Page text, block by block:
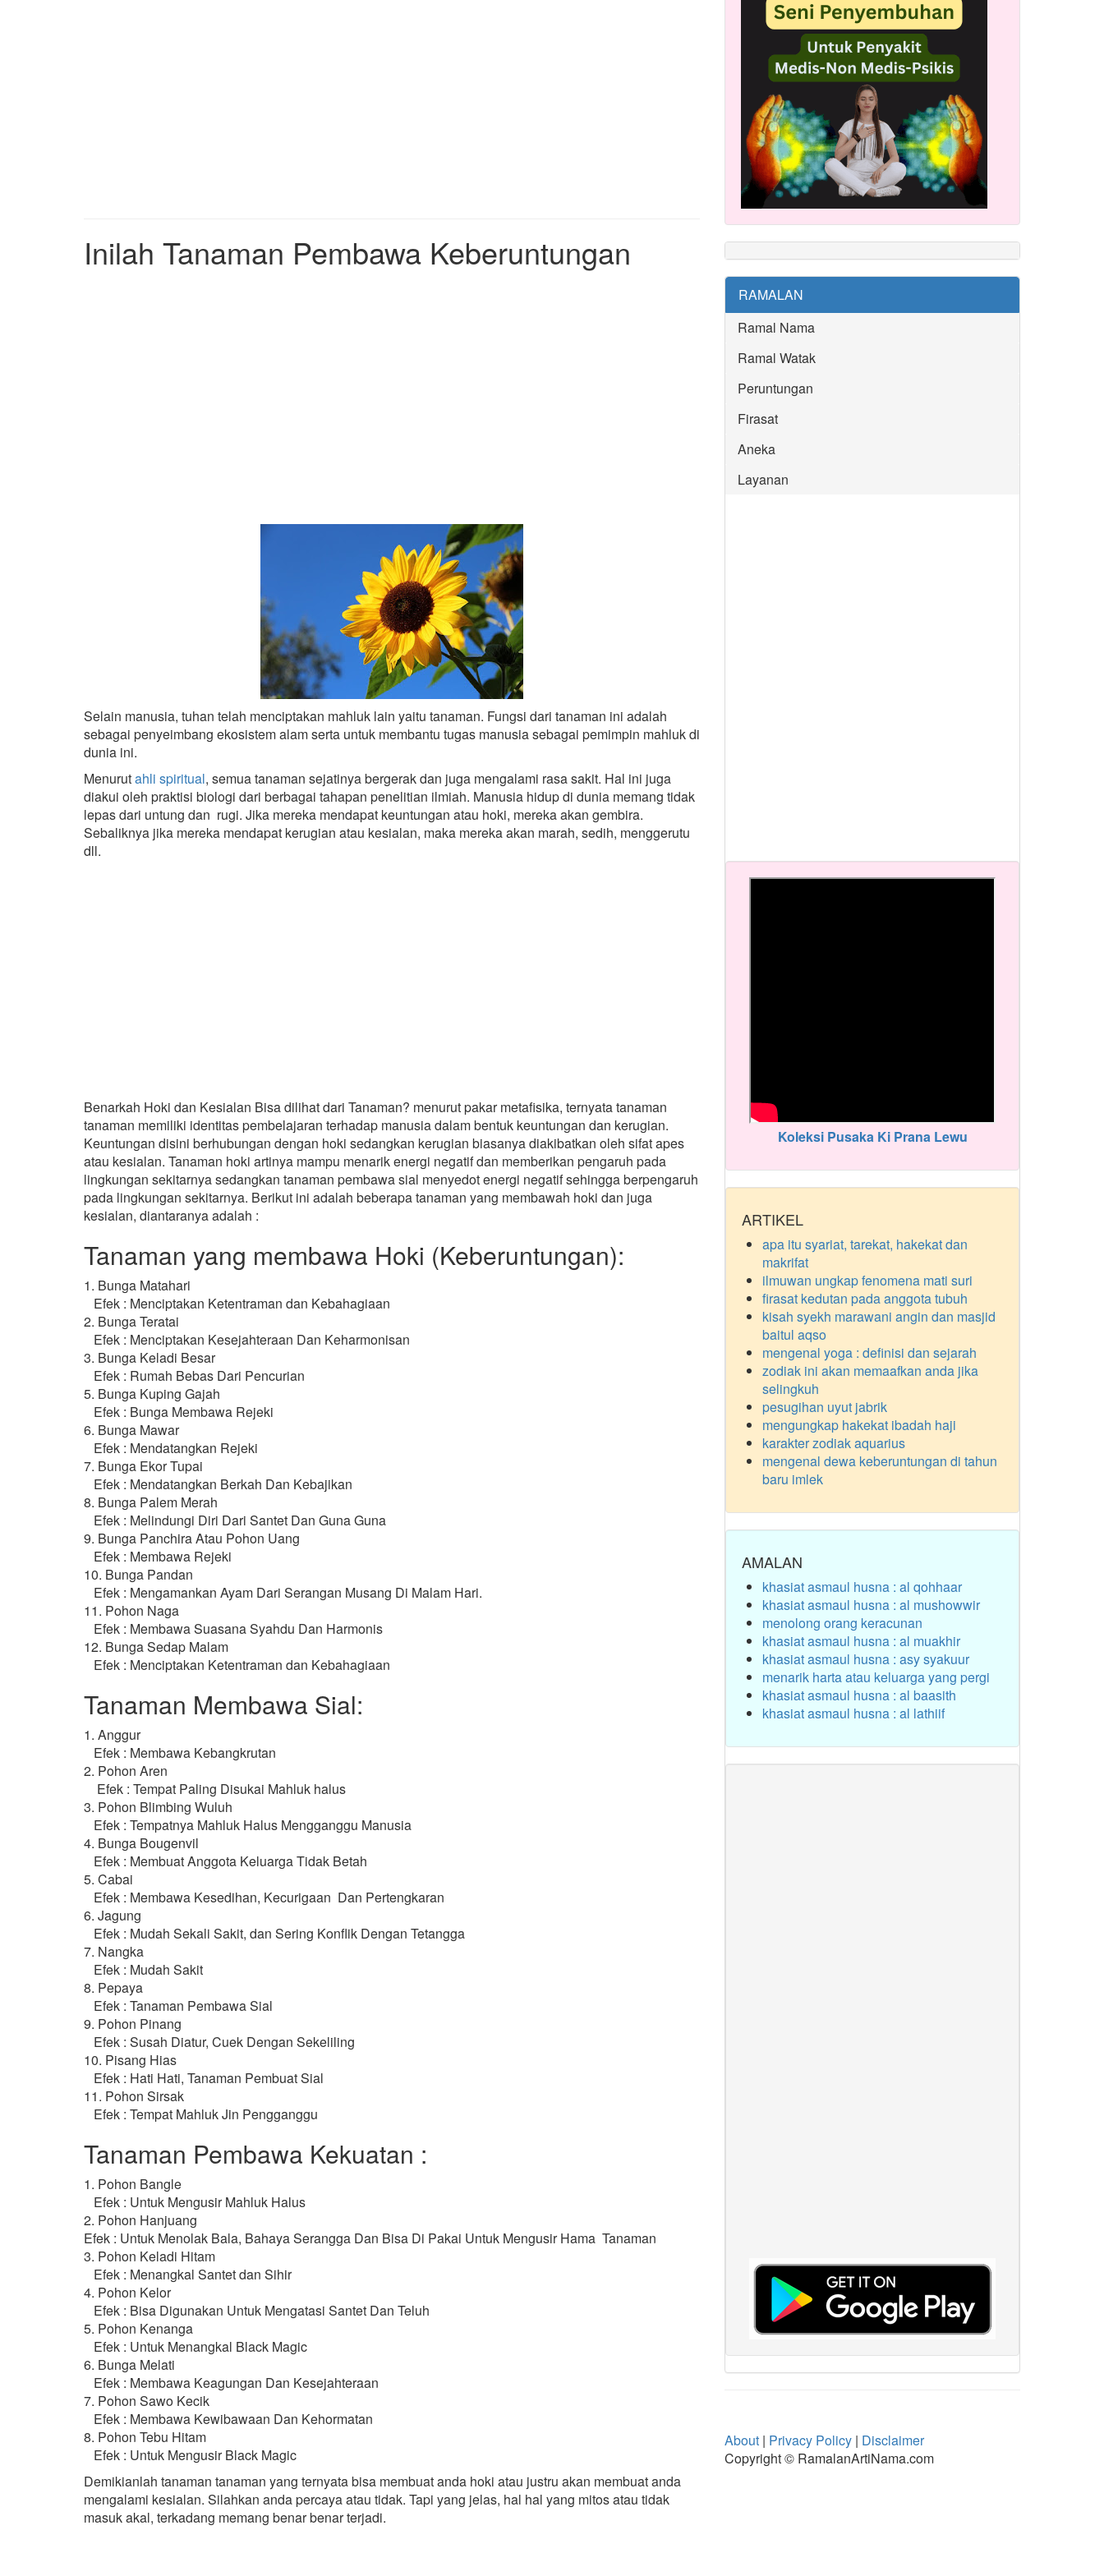
Inilah Tanaman Pembawa Keberuntungan
Selain manusia, tuhan telah menciptakan mahluk lain yaitu tanaman. Fungsi dari tanaman ini adalah
sebagai penyeimbang ekosistem alam serta untuk membantu tugas manusia sebagai pemimpin mahluk di
dunia ini.
Menurutahli spiritual, semua tanaman sejatinya bergerak dan juga mengalami rasa sakit. Hal ini juga
diakui oleh praktisi biologi dari berbagai tahapan penelitian ilmiah. Manusia hidup di dunia memang tidak
lepas dari untung dan rugi. Jika mereka mendapat keuntungan atau hoki, mereka akan gembira.
Sebaliknya jika mereka mendapat kerugian atau kesialan, maka mereka akan marah, sedih, menggerutu
dll.
Benarkah Hoki dan Kesialan Bisa dilihat dari Tanaman? menurut pakar metafisika, ternyata tanaman
tanaman memiliki identitas pembelajaran terhadap manusia dalam bentuk keuntungan dan kerugian.
Keuntungan disini berhubungan dengan hoki sedangkan kerugian biasanya diakibatkan oleh sifat apes
atau kesialan. Tanaman hoki artinya mampu menarik energi negatif dan memberikan pengaruh pada
lingkungan sekitarnya sedangkan tanaman pembawa sial menyedot energi negatif sehingga berpengaruh
pada lingkungan sekitarnya. Berikut ini adalah beberapa tanaman yang membawah hoki dan juga
kesialan, diantaranya adalah :
Tanaman yang membawa Hoki (Keberuntungan):
1. Bunga Matahari
Efek : Menciptakan Ketentraman dan Kebahagiaan
2. Bunga Teratai
Efek : Menciptakan Kesejahteraan Dan Keharmonisan
3. Bunga Keladi Besar
Efek : Rumah Bebas Dari Pencurian
5. Bunga Kuping Gajah
Efek : Bunga Membawa Rejeki
6. Bunga Mawar
Efek : Mendatangkan Rejeki
7. Bunga Ekor Tupai
Efek : Mendatangkan Berkah Dan Kebajikan
8. Bunga Palem Merah
Efek : Melindungi Diri Dari Santet Dan Guna Guna
9. Bunga Panchira Atau Pohon Uang
Efek : Membawa Rejeki
10. Bunga Pandan
Efek : Mengamankan Ayam Dari Serangan Musang Di Malam Hari.
11. Pohon Naga
Efek : Membawa Suasana Syahdu Dan Harmonis
12. Bunga Sedap Malam
Efek : Menciptakan Ketentraman dan Kebahagiaan
Tanaman Membawa Sial:
1. Anggur
Efek : Membawa Kebangkrutan
2. Pohon Aren
Efek : Tempat Paling Disukai Mahluk halus
3. Pohon Blimbing Wuluh
Efek : Tempatnya Mahluk Halus Mengganggu Manusia
4. Bunga Bougenvil
Efek : Membuat Anggota Keluarga Tidak Betah
5. Cabai
Efek : Membawa Kesedihan, Kecurigaan Dan Pertengkaran
6. Jagung
Efek : Mudah Sekali Sakit, dan Sering Konflik Dengan Tetangga
7. Nangka
Efek : Mudah Sakit
8. Pepaya
Efek : Tanaman Pembawa Sial
9. Pohon Pinang
Efek : Susah Diatur, Cuek Dengan Sekeliling
10. Pisang Hias
Efek : Hati Hati, Tanaman Pembuat Sial
11. Pohon Sirsak
Efek : Tempat Mahluk Jin Pengganggu
Tanaman Pembawa Kekuatan :
1. Pohon Bangle
Efek : Untuk Mengusir Mahluk Halus
2. Pohon Hanjuang
Efek : Untuk Menolak Bala, Bahaya Serangga Dan Bisa Di Pakai Untuk Mengusir Hama Tanaman
3. Pohon Keladi Hitam
Efek : Menangkal Santet dan Sihir
4. Pohon Kelor
Efek : Bisa Digunakan Untuk Mengatasi Santet Dan Teluh
5. Pohon Kenanga
Efek : Untuk Menangkal Black Magic
6. Bunga Melati
Efek : Membawa Keagungan Dan Kesejahteraan
7. Pohon Sawo Kecik
Efek : Membawa Kewibawaan Dan Kehormatan
8. Pohon Tebu Hitam
Efek : Untuk Mengusir Black Magic
Demikianlah tanaman tanaman yang ternyata bisa membuat anda hoki atau justru akan membuat anda
mengalami kesialan. Silahkan anda percaya atau tidak. Tapi yang jelas, hal hal yang mitos atau tidak
masuk akal, terkadang memang benar benar terjadi.
RAMALAN
Ramal Nama
Ramal Watak
Peruntungan
Firasat
Aneka
Layanan
Koleksi Pusaka Ki Prana Lewu
ARTIKEL
apa itu syariat, tarekat, hakekat dan
makrifat
ilmuwan ungkap fenomena mati suri
firasat kedutan pada anggota tubuh
kisah syekh marawani angin dan masjid
baitul aqso
mengenal yoga : definisi dan sejarah
zodiak ini akan memaafkan anda jika
selingkuh
pesugihan uyut jabrik
mengungkap hakekat ibadah haji
karakter zodiak aquarius
mengenal dewa keberuntungan di tahun
baru imlek
AMALAN
khasiat asmaul husna : al qohhaar
khasiat asmaul husna : al mushowwir
menolong orang keracunan
khasiat asmaul husna : al muakhir
khasiat asmaul husna : asy syakuur
menarik harta atau keluarga yang pergi
khasiat asmaul husna : al baasith
khasiat asmaul husna : al lathiif
About | Privacy Policy | Disclaimer
Copyright © RamalanArtiNama.com